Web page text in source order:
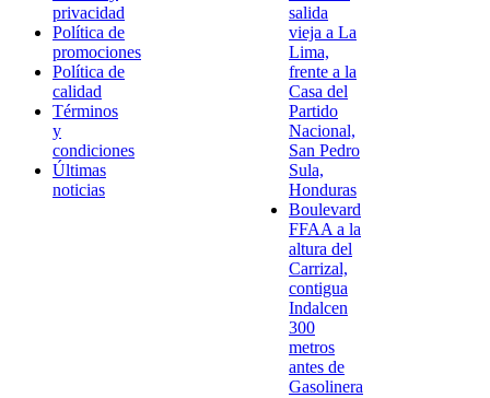
privacidad
Política de
promociones
Política de
calidad
Términos
y
condiciones
Últimas
noticias
salida
vieja a La
Lima,
frente a la
Casa del
Partido
Nacional,
San Pedro
Sula,
Honduras
Boulevard
FFAA a la
altura del
Carrizal,
contigua
Indalcen
300
metros
antes de
Gasolinera